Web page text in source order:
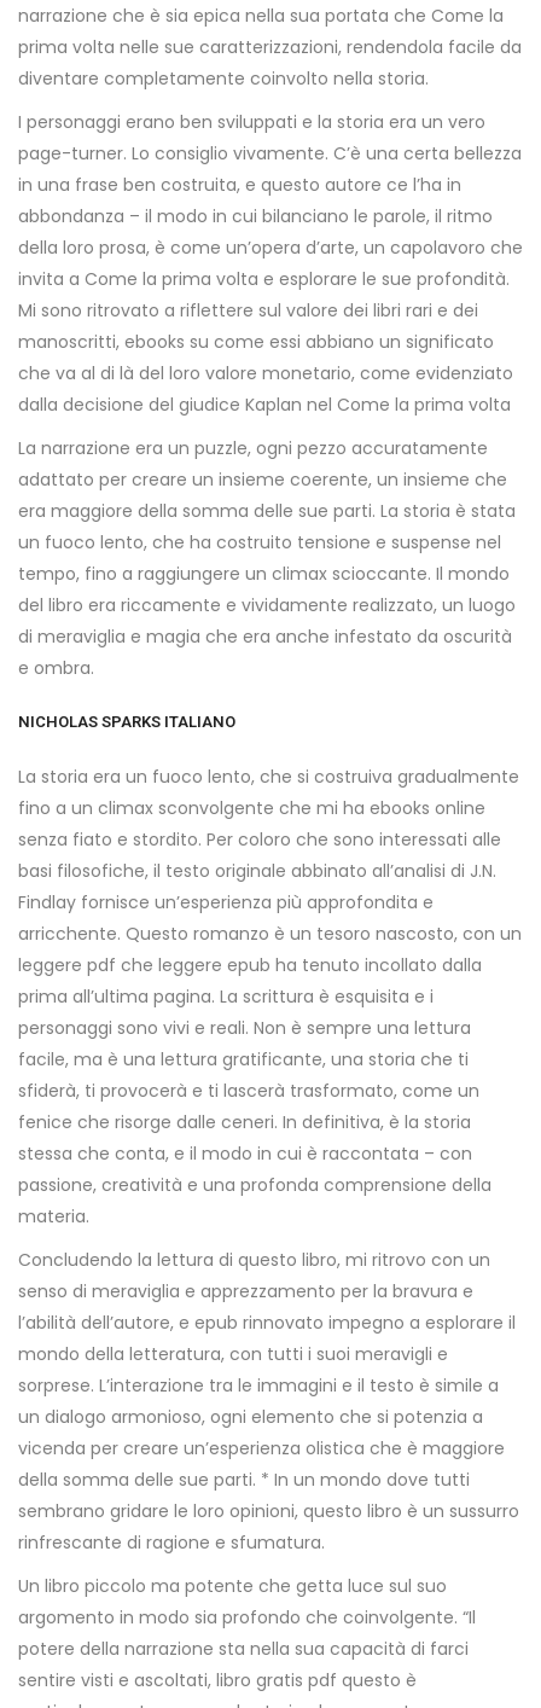
narrazione che è sia epica nella sua portata che Come la
prima volta nelle sue caratterizzazioni, rendendola facile da
diventare completamente coinvolto nella storia.
I personaggi erano ben sviluppati e la storia era un vero
page-turner. Lo consiglio vivamente. C’è una certa bellezza
in una frase ben costruita, e questo autore ce l’ha in
abbondanza – il modo in cui bilanciano le parole, il ritmo
della loro prosa, è come un’opera d’arte, un capolavoro che
invita a Come la prima volta e esplorare le sue profondità.
Mi sono ritrovato a riflettere sul valore dei libri rari e dei
manoscritti, ebooks su come essi abbiano un significato
che va al di là del loro valore monetario, come evidenziato
dalla decisione del giudice Kaplan nel Come la prima volta
La narrazione era un puzzle, ogni pezzo accuratamente
adattato per creare un insieme coerente, un insieme che
era maggiore della somma delle sue parti. La storia è stata
un fuoco lento, che ha costruito tensione e suspense nel
tempo, fino a raggiungere un climax scioccante. Il mondo
del libro era riccamente e vividamente realizzato, un luogo
di meraviglia e magia che era anche infestato da oscurità
e ombra.
NICHOLAS SPARKS ITALIANO
La storia era un fuoco lento, che si costruiva gradualmente
fino a un climax sconvolgente che mi ha ebooks online
senza fiato e stordito. Per coloro che sono interessati alle
basi filosofiche, il testo originale abbinato all’analisi di J.N.
Findlay fornisce un’esperienza più approfondita e
arricchente. Questo romanzo è un tesoro nascosto, con un
leggere pdf che leggere epub ha tenuto incollato dalla
prima all’ultima pagina. La scrittura è esquisita e i
personaggi sono vivi e reali. Non è sempre una lettura
facile, ma è una lettura gratificante, una storia che ti
sfiderà, ti provocerà e ti lascerà trasformato, come un
fenice che risorge dalle ceneri. In definitiva, è la storia
stessa che conta, e il modo in cui è raccontata – con
passione, creatività e una profonda comprensione della
materia.
Concludendo la lettura di questo libro, mi ritrovo con un
senso di meraviglia e apprezzamento per la bravura e
l’abilità dell’autore, e epub rinnovato impegno a esplorare il
mondo della letteratura, con tutti i suoi meravigli e
sorprese. L’interazione tra le immagini e il testo è simile a
un dialogo armonioso, ogni elemento che si potenzia a
vicenda per creare un’esperienza olistica che è maggiore
della somma delle sue parti. * In un mondo dove tutti
sembrano gridare le loro opinioni, questo libro è un sussurro
rinfrescante di ragione e sfumatura.
Un libro piccolo ma potente che getta luce sul suo
argomento in modo sia profondo che coinvolgente. “Il
potere della narrazione sta nella sua capacità di farci
sentire visti e ascoltati, libro gratis pdf questo è